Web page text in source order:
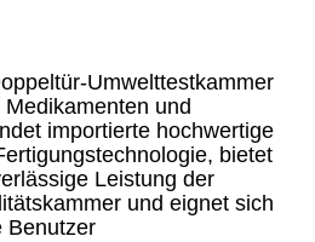
Umwelttestkammer
und
importierte hochwertige
bietet
Leistung der
und eignet sich
Benutzer